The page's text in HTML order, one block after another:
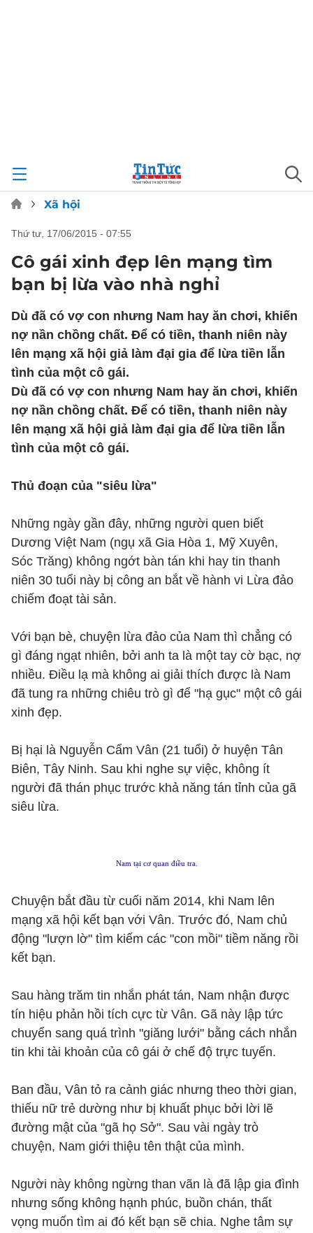
Xã hội
thứ tư, 17/06/2015 - 07:55
Cô gái xinh đẹp lên mạng tìm
bạn bị lừa vào nhà nghỉ
Dù đã có vợ con nhưng Nam hay ăn chơi, khiến
nợ nần chồng chất. Để có tiền, thanh niên này
lên mạng xã hội giả làm đại gia để lừa tiền lẫn
tình của một cô gái.
Dù đã có vợ con nhưng Nam hay ăn chơi, khiến
nợ nần chồng chất. Để có tiền, thanh niên này
lên mạng xã hội giả làm đại gia để lừa tiền lẫn
tình của một cô gái.
Thủ đoạn của "siêu lừa"
Những ngày gần đây, những người quen biết
Dương Việt Nam (ngụ xã Gia Hòa 1, Mỹ Xuyên,
Sóc Trăng) không ngớt bàn tán khi hay tin thanh
niên 30 tuổi này bị công an bắt về hành vi Lừa đảo
chiếm đoạt tài sản.
Với bạn bè, chuyện lừa đảo của Nam thì chẳng có
gì đáng ngạt nhiên, bởi anh ta là một tay cờ bạc, nợ
nhiều. Điều lạ mà không ai giải thích được là Nam
đã tung ra những chiêu trò gì để "hạ gục" một cô gái
xinh đẹp.
Bị hại là Nguyễn Cẩm Vân (21 tuổi) ở huyện Tân
Biên, Tây Ninh. Sau khi nghe sự việc, không ít
người đã thán phục trước khả năng tán tỉnh của gã
siêu lừa.
Nam tại cơ quan điều tra.
Chuyện bắt đầu từ cuối năm 2014, khi Nam lên
mạng xã hội kết bạn với Vân. Trước đó, Nam chủ
động "lượn lờ" tìm kiếm các "con mồi" tiềm năng rồi
kết bạn.
Sau hàng trăm tin nhắn phát tán, Nam nhận được
tín hiệu phản hồi tích cực từ Vân. Gã này lập tức
chuyển sang quá trình "giăng lưới" bằng cách nhắn
tin khi tài khoản của cô gái ở chế độ trực tuyến.
Ban đầu, Vân tỏ ra cảnh giác nhưng theo thời gian,
thiếu nữ trẻ dường như bị khuất phục bởi lời lẽ
đường mật của "gã họ Sở". Sau vài ngày trò
chuyện, Nam giới thiệu tên thật của mình.
Người này không ngừng than vãn là đã lập gia đình
nhưng sống không hạnh phúc, buồn chán, thất
vọng muốn tìm ai đó kết bạn sẽ chia. Nghe tâm sự